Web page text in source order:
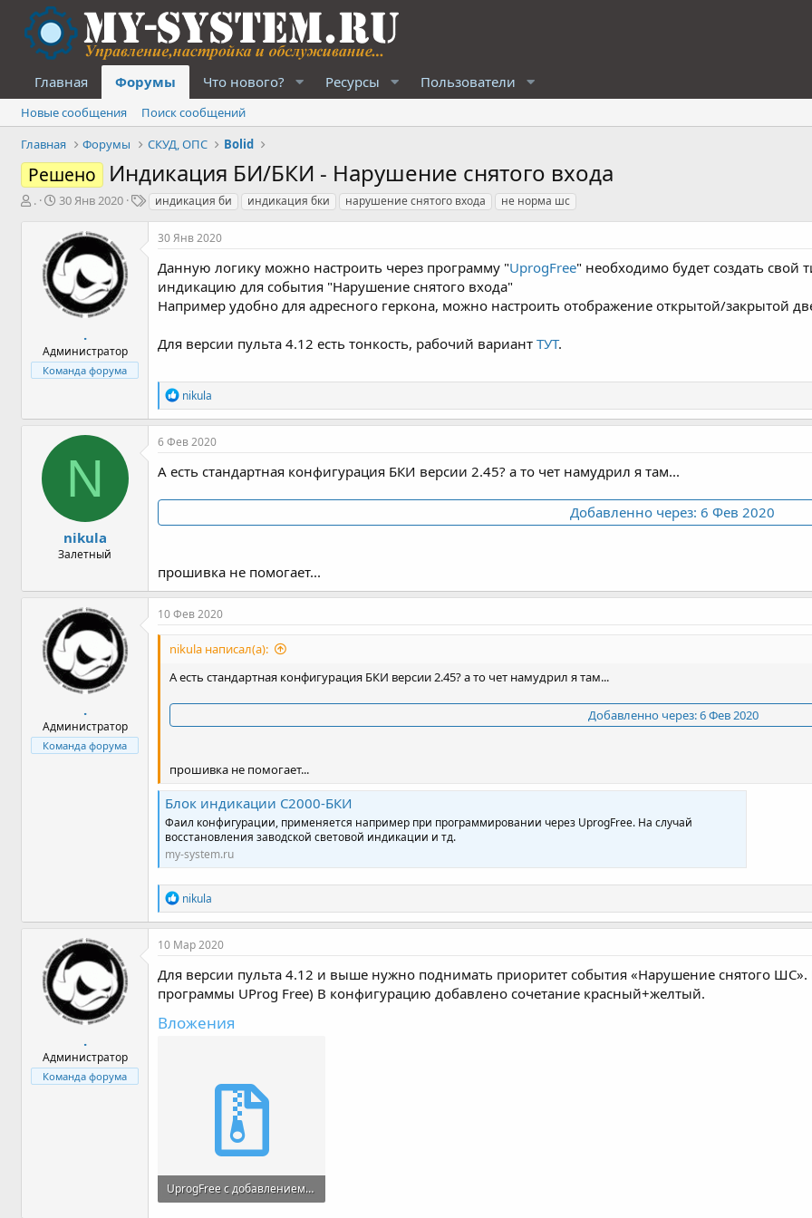
Главная Форумы Что нового? Ресурсы Пользователи
Новые сообщения
Поиск сообщений
Главная
Форумы СКУД, ОПС Bolid
Решено Индикация БИ/БКИ - Нарушение снятого входа
А
.
Д
а
н
а
ч
а
а
30 Янв 2020
Тиндикация би индикация бки нарушение снятого входа не норма шс
.
Администратор
Команда форума
30 Янв 2020
Данную логику можно настроить через программу "UprogFree" необходимо будет создать
индикацию для события "Нарушение снятого входа"
Например удобно для адресного геркона, можно настроить отображение открытой/закрытой
Для версии пульта 4.12 есть тонкость, рабочий вариантТУТ.
Р
е
а
к
и
и
nikula
N
nikula
Залетный
6 Фев 2020
А есть стандартная конфигурация БКИ версии 2.45? а то чет намудрил я там...
Добавленно через: 6 Фев 2020
прошивка не помогает...
.
Администратор
Команда форума
10 Фев 2020
nikula написал(а):
А есть стандартная конфигурация БКИ версии 2.45? а то чет намудрил я там...
Добавленно через:6 Фев 2020
прошивка не помогает...
Блок индикации С2000-БКИ
Фаил конфигурации, применяется например при программировании через UprogFree. На случай
восстановления заводской световой индикации и тд.
my-system.ru
Р
е
а
к
и
и
:
nikula
.
Администратор
Команда форума
10 Мар 2020
Для версии пульта 4.12 и выше нужно поднимать приоритет события «Нарушение снятого
программы UProg Free) В конфигурацию добавлено сочетание красный+желтый.
Вложения
UprogFree с добавлением нарушения снятого входа (крас+желт) доработан.zip